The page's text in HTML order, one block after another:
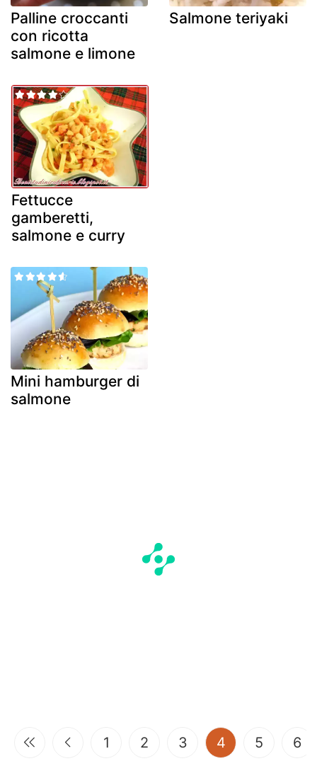
Palline croccanti
con ricotta
salmone e limone
Salmone teriyaki
Fettucce
gamberetti,
salmone e curry
Mini hamburger di
salmone
1 2 3 4(current)
5 6